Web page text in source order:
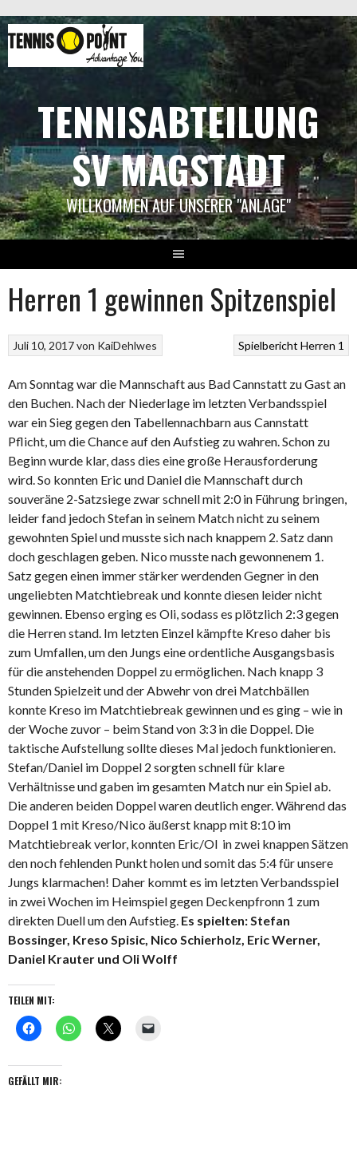
zum
Inhalt
TENNISABTEILUNG
SV MAGSTADT
WILLKOMMEN AUF UNSERER "ANLAGE"
Herren 1 gewinnen Spitzenspiel
Spielbericht Herren 1
Juli 10, 2017von KaiDehlwes
Am Sonntag war die Mannschaft aus Bad Cannstatt zu Gast an
den Buchen. Nach der Niederlage im letzten Verbandsspiel
war ein Sieg gegen den Tabellennachbarn aus Cannstatt
Pflicht, um die Chance auf den Aufstieg zu wahren. Schon zu
Beginn wurde klar, dass dies eine große Herausforderung
wird. So konnten Eric und Daniel die Mannschaft durch
souveräne 2-Satzsiege zwar schnell mit 2:0 in Führung bringen,
leider fand jedoch Stefan in seinem Match nicht zu seinem
gewohnten Spiel und musste sich nach knappem 2. Satz dann
doch geschlagen geben. Nico musste nach gewonnenem 1.
Satz gegen einen immer stärker werdenden Gegner in den
ungeliebten Matchtiebreak und konnte diesen leider nicht
gewinnen. Ebenso erging es Oli, sodass es plötzlich 2:3 gegen
die Herren stand. Im letzten Einzel kämpfte Kreso daher bis
zum Umfallen, um den Jungs eine ordentliche Ausgangsbasis
für die anstehenden Doppel zu ermöglichen. Nach knapp 3
Stunden Spielzeit und der Abwehr von drei Matchbällen
konnte Kreso im Matchtiebreak gewinnen und es ging – wie in
der Woche zuvor – beim Stand von 3:3 in die Doppel. Die
taktische Aufstellung sollte dieses Mal jedoch funktionieren.
Stefan/Daniel im Doppel 2 sorgten schnell für klare
Verhältnisse und gaben im gesamten Match nur ein Spiel ab.
Die anderen beiden Doppel waren deutlich enger. Während das
Doppel 1 mit Kreso/Nico äußerst knapp mit 8:10 im
Matchtiebreak verlor, konnten Eric/Ol in zwei knappen Sätzen
den noch fehlenden Punkt holen und somit das 5:4 für unsere
Jungs klarmachen! Daher kommt es im letzten Verbandsspiel
in zwei Wochen im Heimspiel gegen Deckenpfronn 1 zum
direkten Duell um den Aufstieg. Es spielten: Stefan
Bossinger, Kreso Spisic, Nico Schierholz, Eric Werner,
Daniel Krauter und Oli Wolff
TEILEN MIT:
GEFÄLLT MIR: